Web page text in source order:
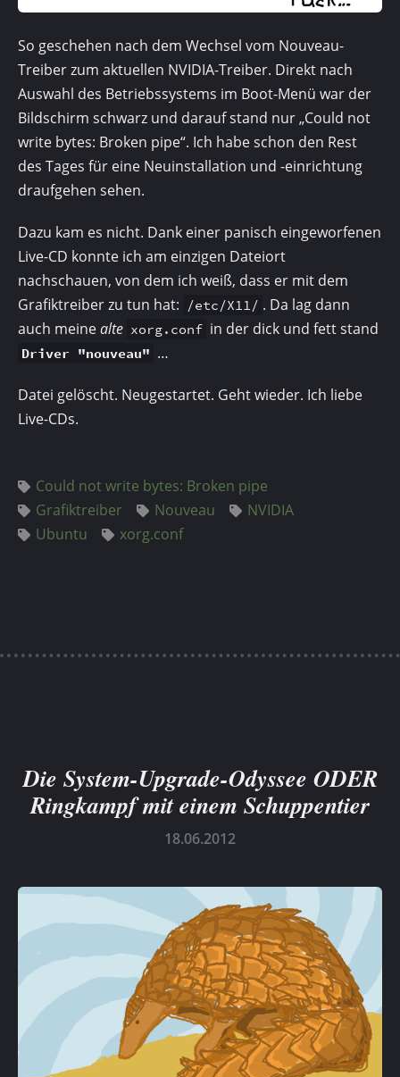
So geschehen nach dem Wechsel vom Nouveau-
Treiber zum aktuellen NVIDIA-Treiber. Direkt nach
Auswahl des Betriebssystems im Boot-Menü war der
Bildschirm schwarz und darauf stand nur „Could not
write bytes: Broken pipe“. Ich habe schon den Rest
des Tages für eine Neuinstallation und -einrichtung
draufgehen sehen.
Dazu kam es nicht. Dank einer panisch eingeworfenen
Live-CD konnte ich am einzigen Datei­ort
nachschauen, von dem ich weiß, dass er mit dem
Grafiktreiber zu tun hat: /etc/X11/ . Da lag dann
auch meinealte xorg.conf in der dick und fett stand
Driver "nouveau" …
Datei gelöscht. Neugestartet. Geht wieder. Ich liebe
Live-CDs.
Could not write bytes: Broken pipe
Grafiktreiber
Nouveau
NVIDIA
Ubuntu
xorg.conf
Die System-Upgrade-Odyssee ODER
Ringkampf mit einem Schuppentier
18.06.2012